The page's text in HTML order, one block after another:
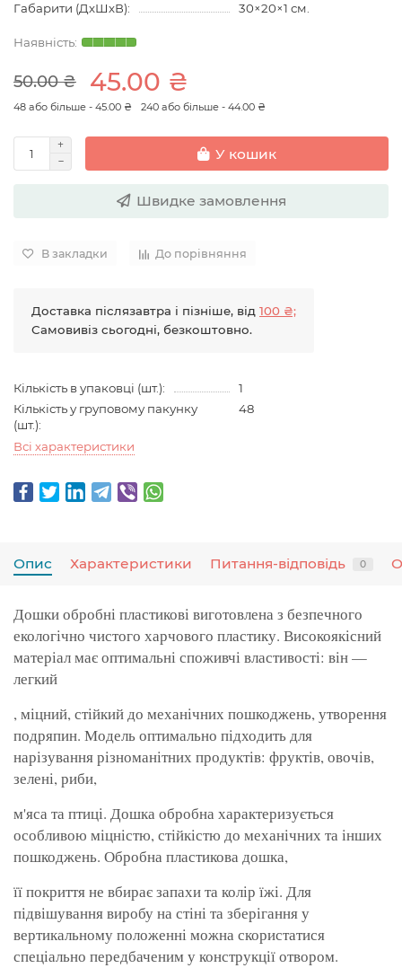
Габарити (ДхШхВ): 30×20×1 см.
50.00 ₴ 45.00 ₴
48 або більше - 45.00 ₴ 240 або більше - 44.00 ₴
У кошик
Швидке замовлення
В закладки До порівняння
Доставка післязавтра і пізніше, від 100 ₴;
Самовивіз сьогодні, безкоштовно.
Кількість в упаковці (шт.):
1
Кількість у груповому пакунку
(шт.):
48
Всі характеристики
Опис Характеристики Питання-відповідь 0
Дошки обробні пластикові виготовлена з безпечного
екологічно чистого харчового пластику. Високоякісний
матеріал має оптимальні споживчі властивості: він —
легкий
, міцний, стійкий до механічних пошкоджень, утворення
подряпин. Модель оптимально підходить для
нарізування різноманітних продуктів: фруктів, овочів,
зелені, риби,
м'яса та птиці. Дошка обробна характеризується
особливою міцністю, стійкістю до механічних та інших
пошкоджень. Обробна пластикова дошка,
її покриття не вбирає запахи та колір їжі. Для
підвішування виробу на стіні та зберігання у
вертикальному положенні можна скористатися
спеціально передбаченим у конструкції отвором.